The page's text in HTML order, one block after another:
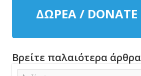
ΔΩΡΕΑ / DONATE
Βρείτε παλαιότερα άρθρα